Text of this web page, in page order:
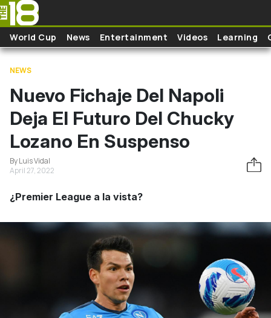
Skip to main content
World Cup News Entertainment Videos Learning
NEWS
Nuevo Fichaje Del Napoli
Deja El Futuro Del Chucky
Lozano En Suspenso
By Luis Vidal
April 27, 2022
¿Premier League a la vista?